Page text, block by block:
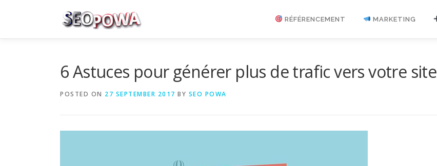
RÉFÉRENCEMENT MARKETING
6 Astuces pour générer plus de trafic vers votre site
POSTED ON 27 SEPTEMBER 2017 BY SEO POWA